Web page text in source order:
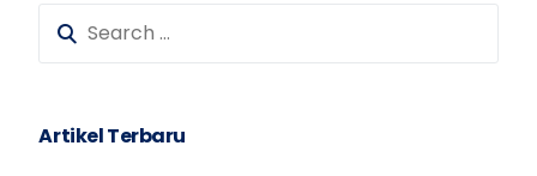
Artikel Terbaru